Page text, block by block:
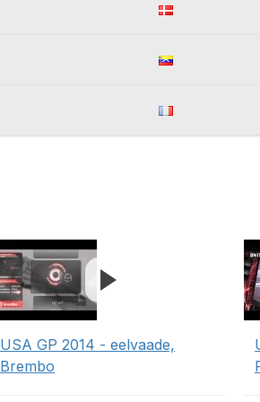
USA GP 2014 - eelvaade,
Brembo